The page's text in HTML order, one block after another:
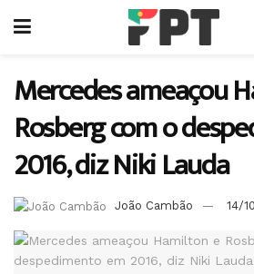
Mercedes ameaçou
Rosberg com o
2016, diz Niki Lauda
João Cambão 14/